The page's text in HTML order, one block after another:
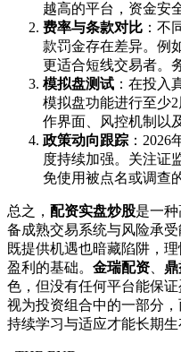
越高的平台，资金安
费率与条款对比 ：不
款罚金存在差异。例
更适合短线交易者。
模拟盘测试 ：在投入
模拟盘功能进行至少
作界面、风控机制以
政策动向跟踪 ：
度持续加强。关注证
免使用被点名或调查
总之， 配资实盘炒股是一
备成熟交易系统与风险承
既提供机遇也暗藏陷阱，
盈利的基础。 金瑞配资、
色，但没有任何平台能保
视为投资组合中的一部分
持续学习与适应才能长期生